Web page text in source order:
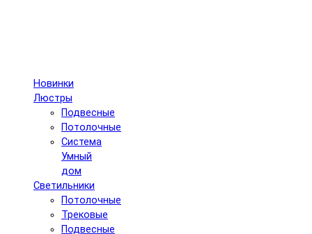
Новинки
Люстры
Подвесные
Потолочные
Система
Умный
дом
Светильники
Потолочные
Трековые
Подвесные